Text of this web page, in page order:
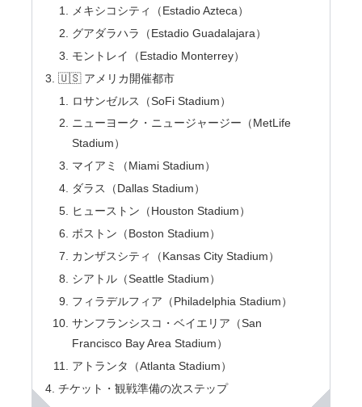
メキシコシティ（Estadio Azteca）
グアダラハラ（Estadio Guadalajara）
モントレイ（Estadio Monterrey）
🇺🇸 アメリカ開催都市
ロサンゼルス（SoFi Stadium）
ニューヨーク・ニュージャージー（MetLife
Stadium）
マイアミ（Miami Stadium）
ダラス（Dallas Stadium）
ヒューストン（Houston Stadium）
ボストン（Boston Stadium）
カンザスシティ（Kansas City Stadium）
シアトル（Seattle Stadium）
フィラデルフィア（Philadelphia Stadium）
サンフランシスコ・ベイエリア（San
Francisco Bay Area Stadium）
アトランタ（Atlanta Stadium）
チケット・観戦準備の次ステップ